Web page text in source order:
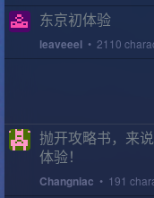
东京初体验
leaveeel • 2110
抛开攻略书，来
体验！
Changniac • 191